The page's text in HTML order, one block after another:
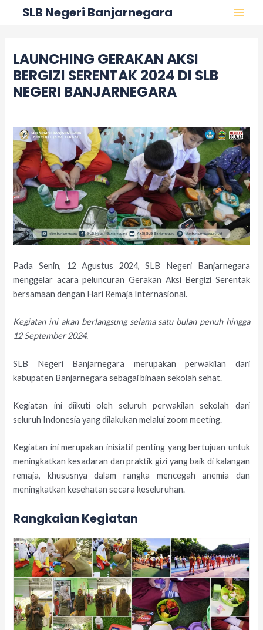
SLB Negeri Banjarnegara
LAUNCHING GERAKAN AKSI
BERGIZI SERENTAK 2024 DI SLB
NEGERI BANJARNEGARA
Pada Senin, 12 Agustus 2024, SLB Negeri Banjarnegara
menggelar acara peluncuran Gerakan Aksi Bergizi Serentak
bersamaan dengan Hari Remaja Internasional.
Kegiatan ini akan berlangsung selama satu bulan penuh hingga
12 September 2024.
SLB Negeri Banjarnegara merupakan perwakilan dari
kabupaten Banjarnegara sebagai binaan sekolah sehat.
Kegiatan ini diikuti oleh seluruh perwakilan sekolah dari
seluruh Indonesia yang dilakukan melalui zoom meeting.
Kegiatan ini merupakan inisiatif penting yang bertujuan untuk
meningkatkan kesadaran dan praktik gizi yang baik di kalangan
remaja, khususnya dalam rangka mencegah anemia dan
meningkatkan kesehatan secara keseluruhan.
Rangkaian Kegiatan
Post
navigation